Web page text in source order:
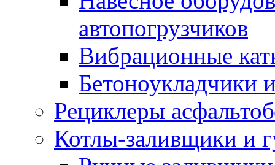
автопогрузчиков
Вибрационные
Бетоноукладчики
Рециклеры
Котлы-заливщики и